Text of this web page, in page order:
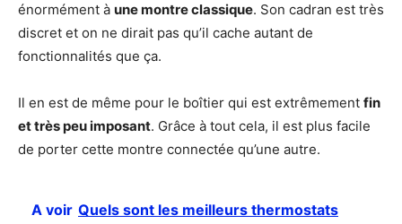
énormément à une montre classique. Son cadran est très
discret et on ne dirait pas qu’il cache autant de
fonctionnalités que ça.
Il en est de même pour le boîtier qui est extrêmement fin
et très peu imposant. Grâce à tout cela, il est plus facile
de porter cette montre connectée qu’une autre.
A voir Quels sont les meilleurs thermostats